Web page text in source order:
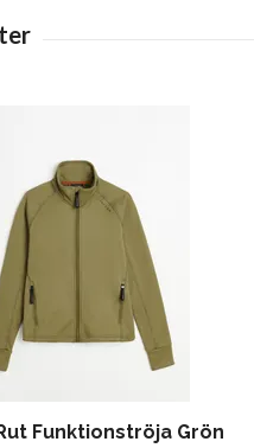
Funktionströja Grön